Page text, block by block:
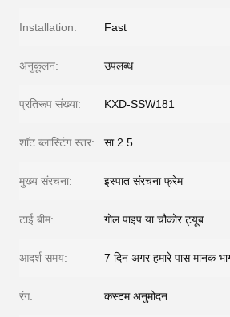
Installation: Fast
अनुकूलन: उपलब्ध
प्रतिरूप संख्या: KXD-SSW181
शॉट ब्लास्टिंग स्तर: सा 2.5
मुख्य संरचना: इस्पात संरचना फ्रेम
टाई बीम: गोल पाइप या चौकोर ट्यूब
आदर्श समय: 7 दिन अगर हमारे पास मानक
रंग: कस्टम अनुमोदन